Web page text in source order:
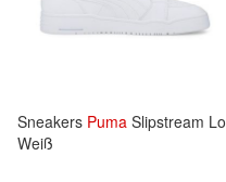
Sneakers Puma Slipstream Lo
Weiß